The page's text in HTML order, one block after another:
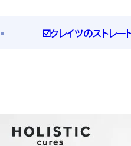
☑️クレイツのストレー